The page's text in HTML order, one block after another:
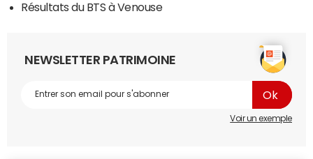
Résultats du BTS à Venouse
NEWSLETTER PATRIMOINE
Voir un exemple